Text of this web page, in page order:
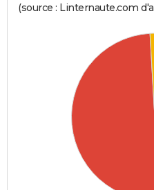
(source : Linternaute.com